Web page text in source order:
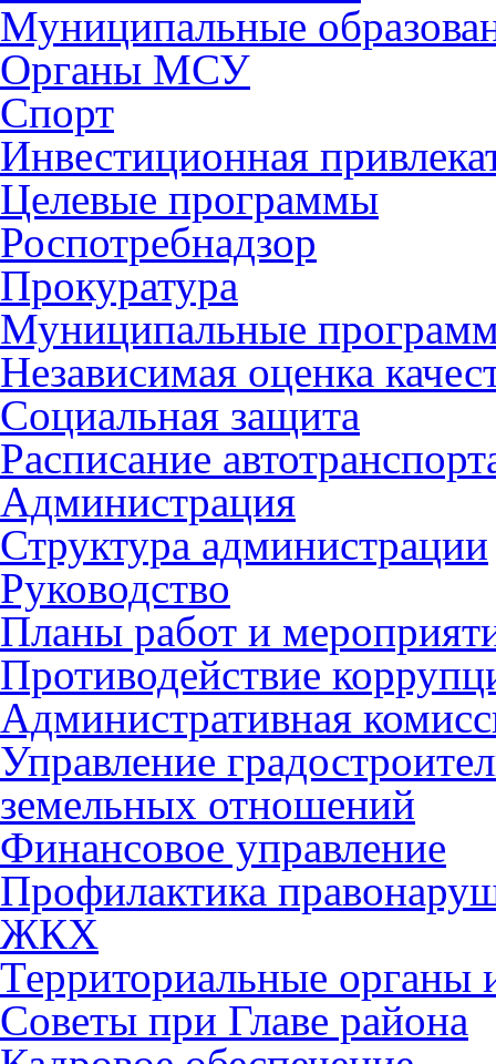
Муниципальные
Органы МСУ
Спорт
Инвестиционная
Целевые программы
Роспотребнадзор
Прокуратура
Муниципальные
Независимая оценка
Социальная защита
Расписание
Администрация
Структура администрации
Руководство
Планы работ и
Противодействие
Административная
Управление
земельных отношений
Финансовое управление
Профилактика
ЖКХ
Территориальные органы
Советы при Главе района